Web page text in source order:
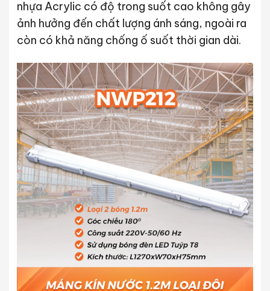
nhựa Acrylic có độ trong suốt cao không gây
ảnh hưởng đến chất lượng ánh sáng, ngoài ra
còn có khả năng chống ố suốt thời gian dài.